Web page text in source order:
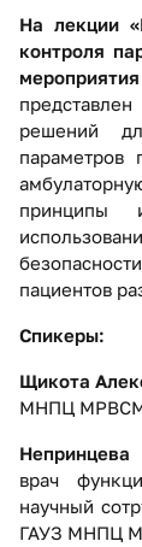
На лекции
контроля
решений
параметров
принципы
пациентов
Спикеры:
Щикота
МНПЦ
врач
научный
ГАУЗ МНПЦ